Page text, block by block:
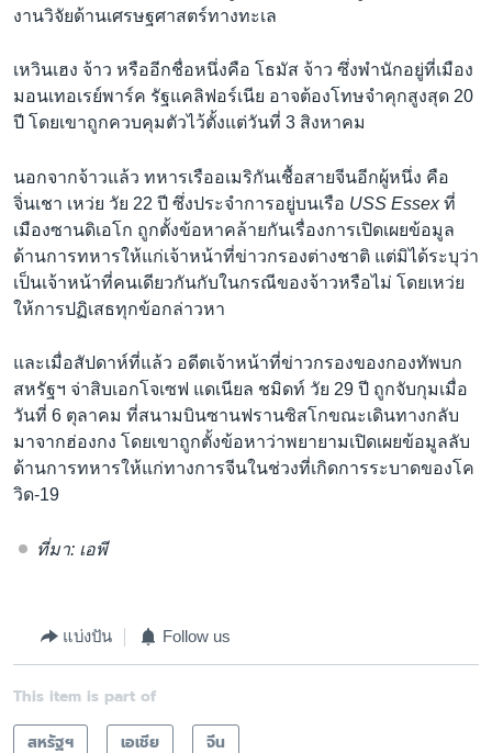
งานวิจัยด้านเศรษฐศาสตร์ทางทะเล
เหวินเฮง จ้าว หรืออีกชื่อหนึ่งคือ โธมัส จ้าว ซึ่งพำนักอยู่ที่เมือง
มอนเทอเรย์พาร์ค รัฐแคลิฟอร์เนีย อาจต้องโทษจำคุกสูงสุด 20
ปี โดยเขาถูกควบคุมตัวไว้ตั้งแต่วันที่ 3 สิงหาคม
นอกจากจ้าวแล้ว ทหารเรืออเมริกันเชื้อสายจีนอีกผู้หนึ่ง คือ
จิ่นเชา เหว่ย วัย 22 ปี ซึ่งประจำการอยู่บนเรือ USS Essexที่
เมืองซานดิเอโก ถูกตั้งข้อหาคล้ายกันเรื่องการเปิดเผยข้อมูล
ด้านการทหารให้แก่เจ้าหน้าที่ข่าวกรองต่างชาติ แต่มิได้ระบุว่า
เป็นเจ้าหน้าที่คนเดียวกันกับในกรณีของจ้าวหรือไม่ โดยเหว่ย
ให้การปฏิเสธทุกข้อกล่าวหา
และเมื่อสัปดาห์ที่แล้ว อดีตเจ้าหน้าที่ข่าวกรองของกองทัพบก
สหรัฐฯ จ่าสิบเอกโจเซฟ แดเนียล ชมิดท์ วัย 29 ปี ถูกจับกุมเมื่อ
วันที่ 6 ตุลาคม ที่สนามบินซานฟรานซิสโกขณะเดินทางกลับ
มาจากฮ่องกง โดยเขาถูกตั้งข้อหาว่าพยายามเปิดเผยข้อมูลลับ
ด้านการทหารให้แก่ทางการจีนในช่วงที่เกิดการระบาดของโค
วิด-19
ที่มา: เอพี
แบ่งปัน Follow us
This item is part of
สหรัฐฯ
เอเชีย จีน